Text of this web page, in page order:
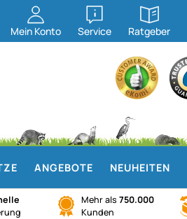
Mein Konto Service
öffnen
Ratgeber
öffnen
ANGEBOTE NEUHEITEN
Mehr als 750.000
Kunden